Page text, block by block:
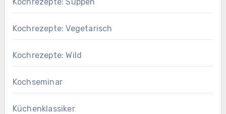
Kochrezepte: Vegetarisch
Kochrezepte: Wild
Kochseminar
Küchenklassiker